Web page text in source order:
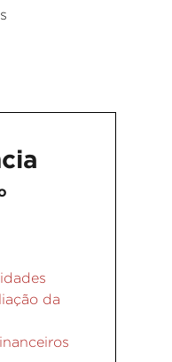
da